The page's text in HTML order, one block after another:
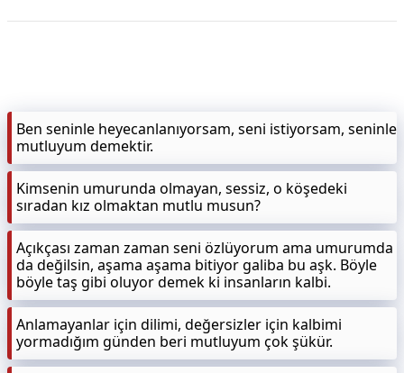
Ben seninle heyecanlanıyorsam, seni istiyorsam, seninle
mutluyum demektir.
Kimsenin umurunda olmayan, sessiz, o köşedeki
sıradan kız olmaktan mutlu musun?
Açıkçası zaman zaman seni özlüyorum ama umurumda
da değilsin, aşama aşama bitiyor galiba bu aşk. Böyle
böyle taş gibi oluyor demek ki insanların kalbi.
Anlamayanlar için dilimi, değersizler için kalbimi
yormadığım günden beri mutluyum çok şükür.